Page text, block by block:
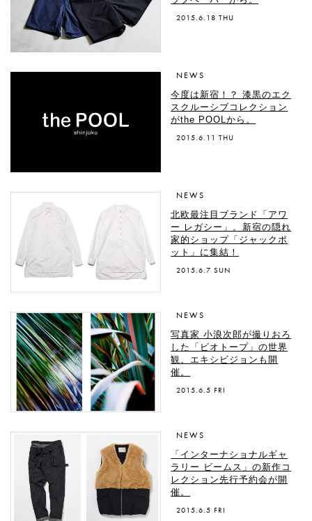
2015.6.18 THU
NEWS
今度は新宿！？ 漆黒のエク
スクルーシブコレクション
がthe POOLから。
2015.6.11 THU
NEWS
北欧最注目ブランド「アワ
ー レガシー」。新宿の隠れ
家的ショップ「ジャックポ
ット」に集結！
2015.6.7 SUN
NEWS
写真家 小浪次郎が撮りおろ
した「ビオトープ」の世界
観。エキシビジョンも開
催。
2015.6.5 FRI
NEWS
「インターナショナルギャ
ラリー ビームス」の新作コ
レクション先行予約会が開
催。
2015.6.5 FRI